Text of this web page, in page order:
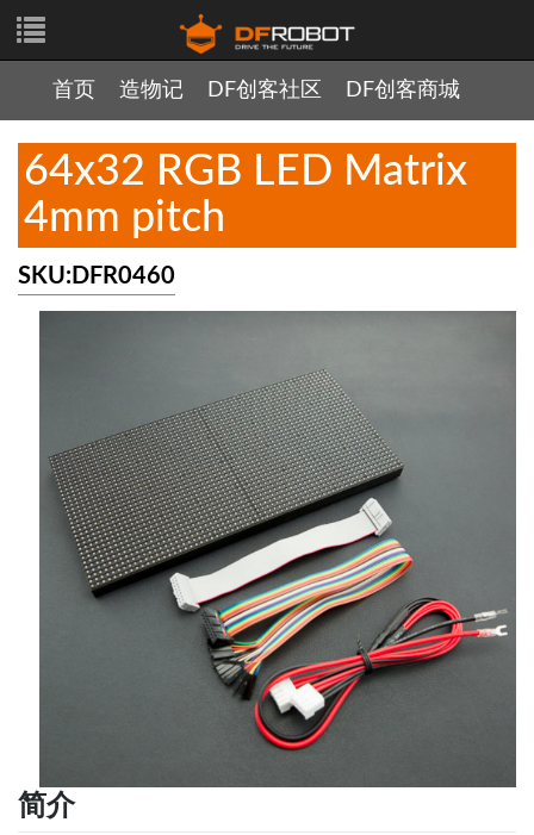
首页 造物记 DF创客社区 DF创客商城
64x32 RGB LED Matrix
4mm pitch
SKU:DFR0460
简介